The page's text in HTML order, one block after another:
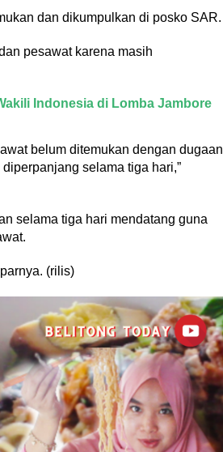
dan dikumpulkan di posko SAR.
pesawat karena masih
Indonesia di Lomba Jambore
belum ditemukan dengan dugaan
selama tiga hari,”
selama tiga hari mendatang guna
(rilis)